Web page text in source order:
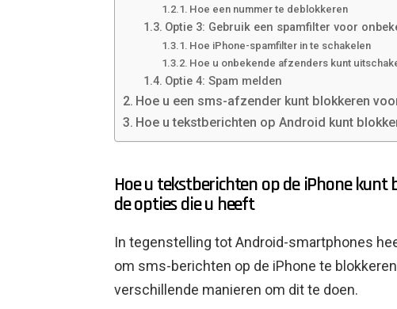
Hoe een nummer te deblokkeren
Optie 3: Gebruik een spamfilter voor
Hoe iPhone-spamfilter in te schakelen
Hoe u onbekende afzenders kunt
Optie 4: Spam melden
Hoe u een sms-afzender kunt blokkeren
Hoe u tekstberichten op Android kunt
Hoe u tekstberichten op de iPhone kunt
de opties die u heeft
In tegenstelling tot Android-smartphones
om sms-berichten op de iPhone te
verschillende manieren om dit te doen.